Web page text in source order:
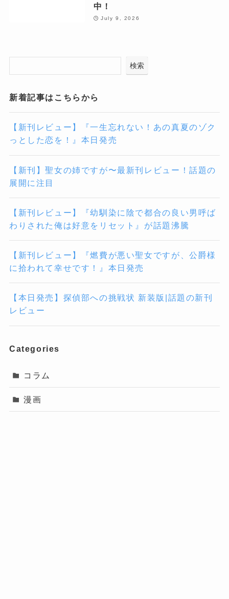
中！
July 9, 2026
検索
新着記事はこちらから
【新刊レビュー】『一生忘れない！あの真夏のゾク
っとした恋を！』本日発売
【新刊】聖女の姉ですが〜最新刊レビュー！話題の
展開に注目
【新刊レビュー】『幼馴染に陰で都合の良い男呼ば
わりされた俺は好意をリセット』が話題沸騰
【新刊レビュー】『燃費が悪い聖女ですが、公爵様
に拾われて幸せです！』本日発売
【本日発売】探偵部への挑戦状 新装版|話題の新刊
レビュー
Categories
コラム
漫画